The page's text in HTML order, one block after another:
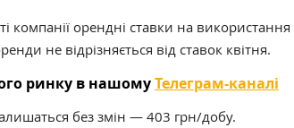
компанії орендні ставки на використання
не відрізняється від ставок квітня.
ринку в нашомуТелеграм-каналі
без змін — 403 грн/добу.